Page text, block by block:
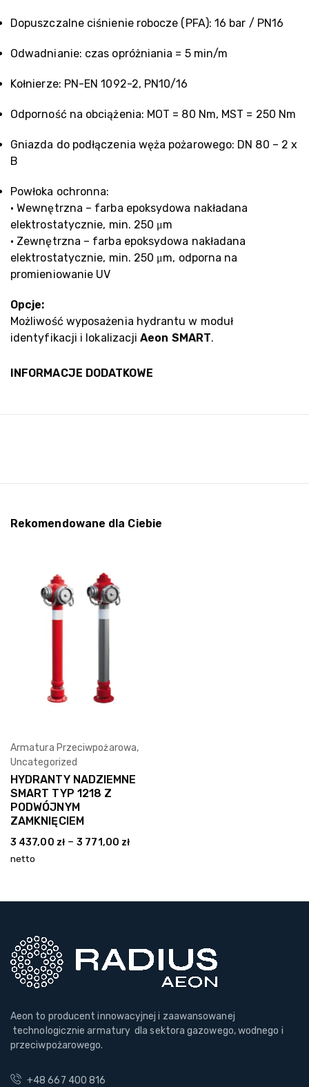
Dopuszczalne ciśnienie robocze (PFA): 16 bar / PN16
Odwadnianie: czas opróżniania = 5 min/m
Kołnierze: PN-EN 1092-2, PN10/16
Odporność na obciążenia: MOT = 80 Nm, MST = 250 Nm
Gniazda do podłączenia węża pożarowego: DN 80 – 2 x
B
Powłoka ochronna:
• Wewnętrzna – farba epoksydowa nakładana
elektrostatycznie, min. 250 μm
• Zewnętrzna – farba epoksydowa nakładana
elektrostatycznie, min. 250 μm, odporna na
promieniowanie UV
Opcje:
Możliwość wyposażenia hydrantu w moduł
identyfikacji i lokalizacjiAeon SMART.
INFORMACJE DODATKOWE
Rekomendowane dla Ciebie
Wybierz Opcję
Armatura Przeciwpożarowa,
Uncategorized
HYDRANTY NADZIEMNE
SMART TYP 1218 Z
PODWÓJNYM
ZAMKNIĘCIEM
3 437,00 zł – 3 771,00 zł
netto
Aeon to producent innowacyjnej i zaawansowanej
technologicznie armatury dla sektora gazowego, wodnego i
przeciwpożarowego.
+48 667 400 816